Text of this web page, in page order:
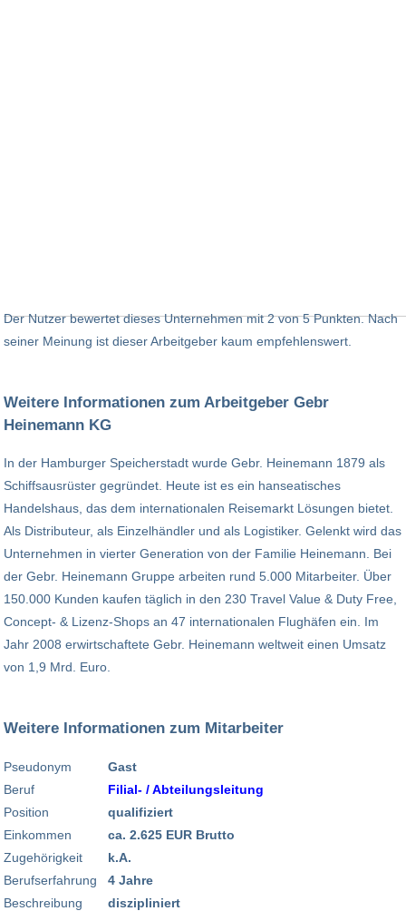
Der Nutzer bewertet dieses Unternehmen mit 2 von 5 Punkten. Nach
seiner Meinung ist dieser Arbeitgeber kaum empfehlenswert.
Weitere Informationen zum Arbeitgeber Gebr
Heinemann KG
In der Hamburger Speicherstadt wurde Gebr. Heinemann 1879 als
Schiffsausrüster gegründet. Heute ist es ein hanseatisches
Handelshaus, das dem internationalen Reisemarkt Lösungen bietet.
Als Distributeur, als Einzelhändler und als Logistiker. Gelenkt wird das
Unternehmen in vierter Generation von der Familie Heinemann. Bei
der Gebr. Heinemann Gruppe arbeiten rund 5.000 Mitarbeiter. Über
150.000 Kunden kaufen täglich in den 230 Travel Value & Duty Free,
Concept- & Lizenz-Shops an 47 internationalen Flughäfen ein. Im
Jahr 2008 erwirtschaftete Gebr. Heinemann weltweit einen Umsatz
von 1,9 Mrd. Euro.
Weitere Informationen zum Mitarbeiter
Pseudonym
Beruf
Position
Einkommen
Zugehörigkeit
Berufserfahrung
Beschreibung
Gast
Filial- / Abteilungsleitung
qualifiziert
ca. 2.625 EUR Brutto
k.A.
4 Jahre
diszipliniert